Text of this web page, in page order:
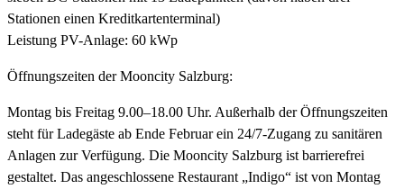
Stationen einen Kreditkartenterminal)
Leistung PV-Anlage: 60 kWp
Öffnungszeiten der Mooncity Salzburg:
Montag bis Freitag 9.00–18.00 Uhr. Außerhalb der Öffnungszeiten
steht für Ladegäste ab Ende Februar ein 24/7-Zugang zu sanitären
Anlagen zur Verfügung. Die Mooncity Salzburg ist barrierefrei
gestaltet. Das angeschlossene Restaurant „Indigo“ ist von Montag